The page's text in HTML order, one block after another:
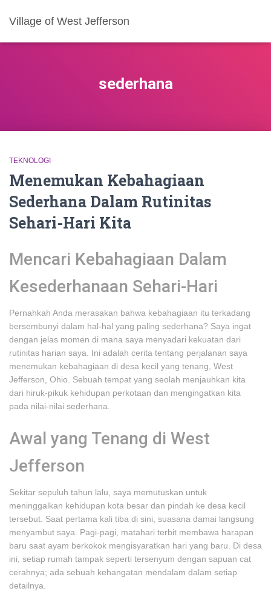
Village of West Jefferson
sederhana
TEKNOLOGI
Menemukan Kebahagiaan
Sederhana Dalam Rutinitas
Sehari-Hari Kita
Mencari Kebahagiaan Dalam
Kesederhanaan Sehari-Hari
Pernahkah Anda merasakan bahwa kebahagiaan itu terkadang
bersembunyi dalam hal-hal yang paling sederhana? Saya ingat
dengan jelas momen di mana saya menyadari kekuatan dari
rutinitas harian saya. Ini adalah cerita tentang perjalanan saya
menemukan kebahagiaan di desa kecil yang tenang, West
Jefferson, Ohio. Sebuah tempat yang seolah menjauhkan kita
dari hiruk-pikuk kehidupan perkotaan dan mengingatkan kita
pada nilai-nilai sederhana.
Awal yang Tenang di West
Jefferson
Sekitar sepuluh tahun lalu, saya memutuskan untuk
meninggalkan kehidupan kota besar dan pindah ke desa kecil
tersebut. Saat pertama kali tiba di sini, suasana damai langsung
menyambut saya. Pagi-pagi, matahari terbit membawa harapan
baru saat ayam berkokok mengisyaratkan hari yang baru. Di desa
ini, setiap rumah tampak seperti tersenyum dengan sapuan cat
cerahnya; ada sebuah kehangatan mendalam dalam setiap
detailnya.